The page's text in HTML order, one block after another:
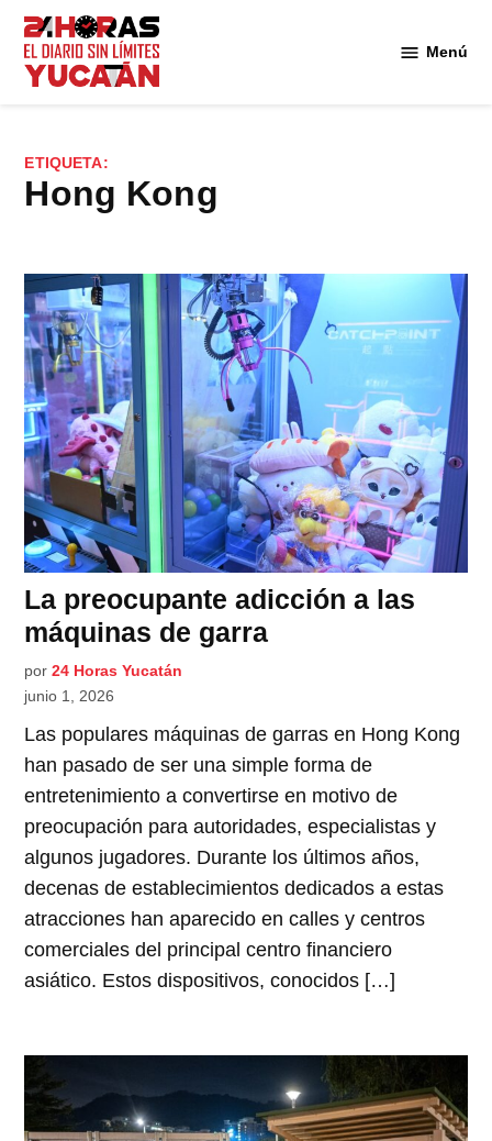
Saltar
contenido
Menú
ETIQUETA:
Hong Kong
La preocupante adicción a las
máquinas de garra
por 24 Horas Yucatán
junio 1, 2026
Las populares máquinas de garras en Hong Kong
han pasado de ser una simple forma de
entretenimiento a convertirse en motivo de
preocupación para autoridades, especialistas y
algunos jugadores. Durante los últimos años,
decenas de establecimientos dedicados a estas
atracciones han aparecido en calles y centros
comerciales del principal centro financiero
asiático. Estos dispositivos, conocidos […]